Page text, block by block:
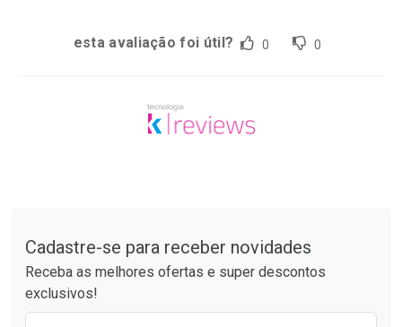
esta avaliação foi útil? 0 0
Cadastre-se para receber novidades
Receba as melhores ofertas e super descontos
exclusivos!